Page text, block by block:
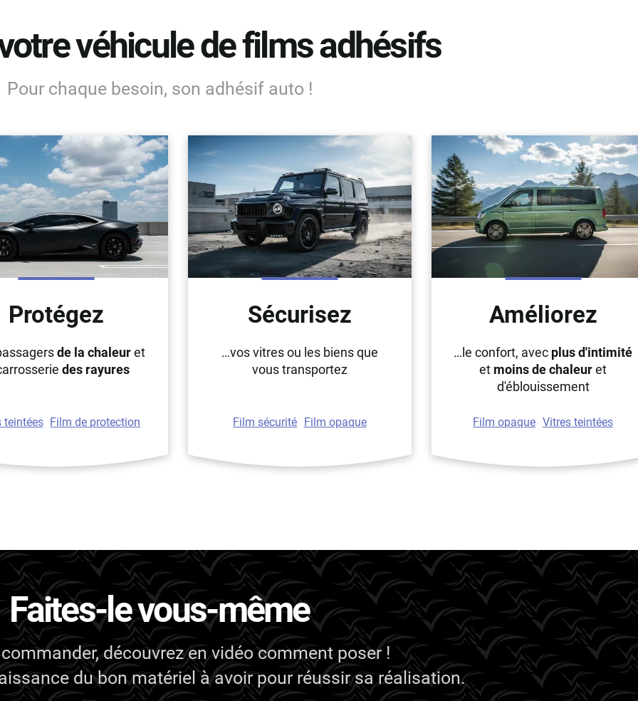
véhicule de films adhésifs
Pour chaque besoin, son adhésif auto !
Protégez
de la chaleuret
des rayures
teintées Film de protection
Sécurisez
…vos vitres ou les biens que
vous transportez
Film sécurité Film opaque
Améliorez
…le confort, avec plus d'intimité
et moins de chaleuret
d'éblouissement
Film opaque Vitres teintées
Faites-le vous-même
découvrez en vidéo comment poser !
du bon matériel à avoir pour réussir sa réalisation.